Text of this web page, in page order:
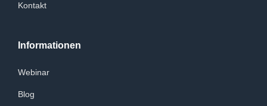
Kontakt
Informationen
Webinar
Blog